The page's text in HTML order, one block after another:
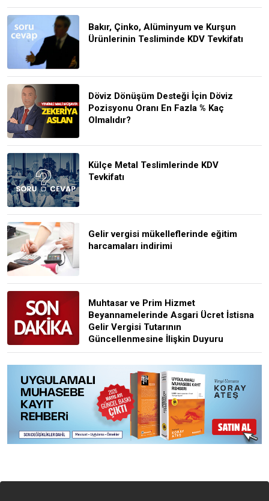
Bakır, Çinko, Alüminyum ve Kurşun
Ürünlerinin Tesliminde KDV Tevkifatı
Döviz Dönüşüm Desteği İçin Döviz
Pozisyonu Oranı En Fazla % Kaç
Olmalıdır?
Külçe Metal Teslimlerinde KDV
Tevkifatı
Gelir vergisi mükelleflerinde eğitim
harcamaları indirimi
Muhtasar ve Prim Hizmet
Beyannamelerinde Asgari Ücret İstisna
Gelir Vergisi Tutarının
Güncellenmesine İlişkin Duyuru